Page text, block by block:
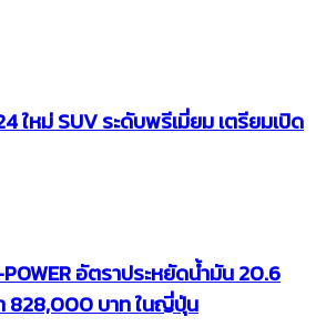
ใหม่ SUV ระดับพรีเมี่ยม เตรียมเปิด
อัตราประหยัดน้ำมัน 20.6
828,000 บาท ในญี่ปุ่น